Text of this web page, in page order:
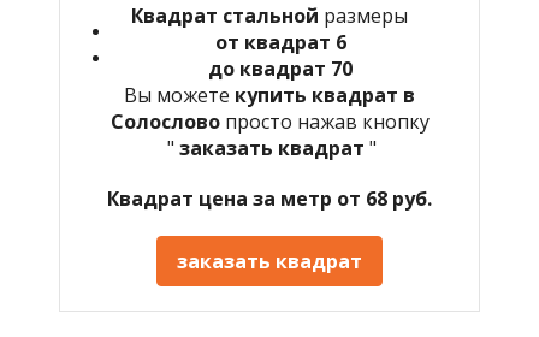
Квадрат стальной размеры
от квадрат 6
до квадрат 70
Вы можете купить квадрат в
Солословопросто нажав кнопку
" заказать квадрат "
Квадрат цена за метр от 68 руб.
заказать квадрат